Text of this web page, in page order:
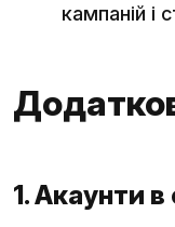
кампаній і
1. Акаунти